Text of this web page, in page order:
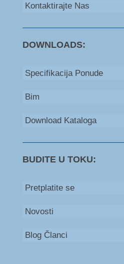
Kontaktirajte Nas
DOWNLOADS:
Specifikacija Ponude
Bim
Download Kataloga
BUDITE U TOKU:
Pretplatite se
Novosti
Blog Članci